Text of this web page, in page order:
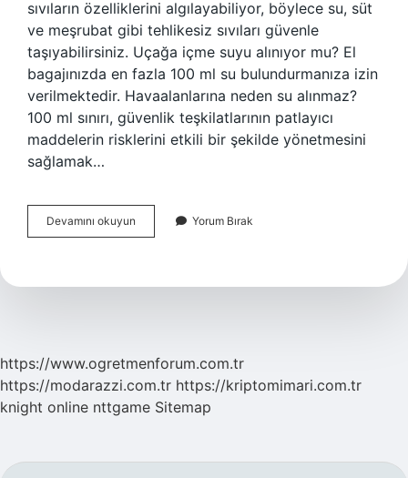
sıvıların özelliklerini algılayabiliyor, böylece su, süt
ve meşrubat gibi tehlikesiz sıvıları güvenle
taşıyabilirsiniz. Uçağa içme suyu alınıyor mu? El
bagajınızda en fazla 100 ml su bulundurmanıza izin
verilmektedir. Havaalanlarına neden su alınmaz?
100 ml sınırı, güvenlik teşkilatlarının patlayıcı
maddelerin risklerini etkili bir şekilde yönetmesini
sağlamak…
Devamını okuyun Havalimanına
Su
Yorum Bırak
https://www.ogretmenforum.com.tr
https://modarazzi.com.tr https://kriptomimari.com.tr
knight online nttgame Sitemap